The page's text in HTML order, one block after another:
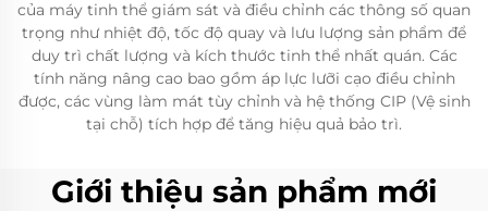
của máy tinh thể giám sát và điều chỉnh các thông số quan
trọng như nhiệt độ, tốc độ quay và lưu lượng sản phẩm để
duy trì chất lượng và kích thước tinh thể nhất quán. Các
tính năng nâng cao bao gồm áp lực lưỡi cạo điều chỉnh
được, các vùng làm mát tùy chỉnh và hệ thống CIP (Vệ sinh
tại chỗ) tích hợp để tăng hiệu quả bảo trì.
Giới thiệu sản phẩm mới